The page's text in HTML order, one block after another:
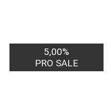
5,00%
PRO SALE